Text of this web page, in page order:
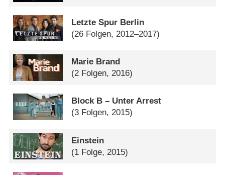
Letzte Spur Berlin
(26 Folgen, 2012–2017)
Marie Brand
(2 Folgen, 2016)
Block B – Unter Arrest
(3 Folgen, 2015)
Einstein
(1 Folge, 2015)